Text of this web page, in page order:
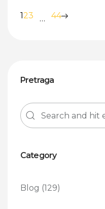
123 … 44
Pretraga
Category
Blog (129)